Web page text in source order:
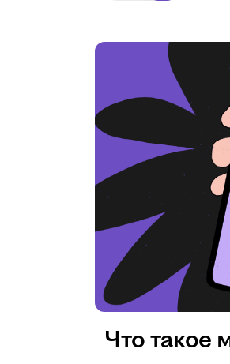
Что такое